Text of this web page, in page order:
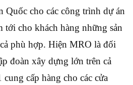
Quốc cho các công trình dự án
tới cho khách hàng những sản
phù hợp. Hiện MRO là đối
đoàn xây dựng lớn trên cả
cấp hàng cho các cửa